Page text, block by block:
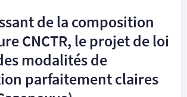
de la composition
CNCTR, le projet de loi
modalités de
parfaitement claires